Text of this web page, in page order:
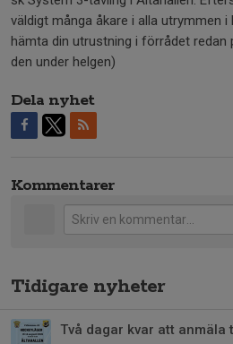
väldigt många åkare i alla utrymmen i
hämta din utrustning i förrådet redan
den under helgen)
Dela nyhet
Kommentarer
Tidigare nyheter